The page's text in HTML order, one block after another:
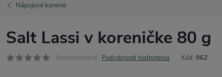
Nápojové korenie
Salt Lassi v koreničke 80 g
Neohodnotené Podrobnosti hodnotenia Kód: 962